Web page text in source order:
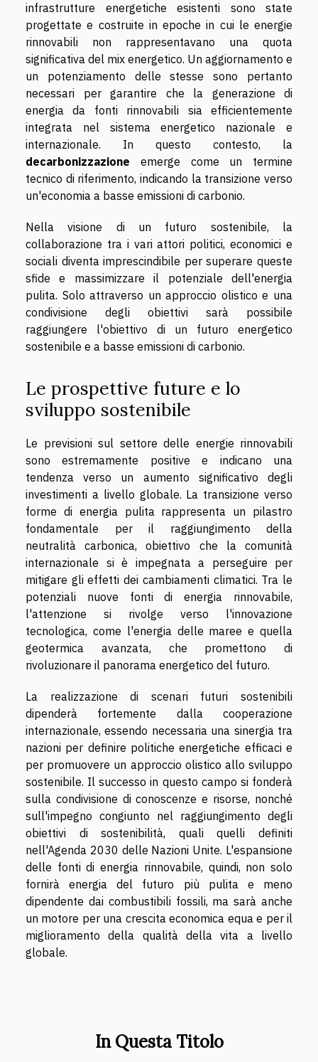
infrastrutture energetiche esistenti sono state
progettate e costruite in epoche in cui le energie
rinnovabili non rappresentavano una quota
significativa del mix energetico. Un aggiornamento e
un potenziamento delle stesse sono pertanto
necessari per garantire che la generazione di
energia da fonti rinnovabili sia efficientemente
integrata nel sistema energetico nazionale e
internazionale. In questo contesto, la
decarbonizzazione emerge come un termine
tecnico di riferimento, indicando la transizione verso
un'economia a basse emissioni di carbonio.
Nella visione di un futuro sostenibile, la
collaborazione tra i vari attori politici, economici e
sociali diventa imprescindibile per superare queste
sfide e massimizzare il potenziale dell'energia
pulita. Solo attraverso un approccio olistico e una
condivisione degli obiettivi sarà possibile
raggiungere l'obiettivo di un futuro energetico
sostenibile e a basse emissioni di carbonio.
Le prospettive future e lo
sviluppo sostenibile
Le previsioni sul settore delle energie rinnovabili
sono estremamente positive e indicano una
tendenza verso un aumento significativo degli
investimenti a livello globale. La transizione verso
forme di energia pulita rappresenta un pilastro
fondamentale per il raggiungimento della
neutralità carbonica, obiettivo che la comunità
internazionale si è impegnata a perseguire per
mitigare gli effetti dei cambiamenti climatici. Tra le
potenziali nuove fonti di energia rinnovabile,
l'attenzione si rivolge verso l'innovazione
tecnologica, come l'energia delle maree e quella
geotermica avanzata, che promettono di
rivoluzionare il panorama energetico del futuro.
La realizzazione di scenari futuri sostenibili
dipenderà fortemente dalla cooperazione
internazionale, essendo necessaria una sinergia tra
nazioni per definire politiche energetiche efficaci e
per promuovere un approccio olistico allo sviluppo
sostenibile. Il successo in questo campo si fonderà
sulla condivisione di conoscenze e risorse, nonché
sull'impegno congiunto nel raggiungimento degli
obiettivi di sostenibilità, quali quelli definiti
nell'Agenda 2030 delle Nazioni Unite. L'espansione
delle fonti di energia rinnovabile, quindi, non solo
fornirà energia del futuro più pulita e meno
dipendente dai combustibili fossili, ma sarà anche
un motore per una crescita economica equa e per il
miglioramento della qualità della vita a livello
globale.
In Questa Titolo